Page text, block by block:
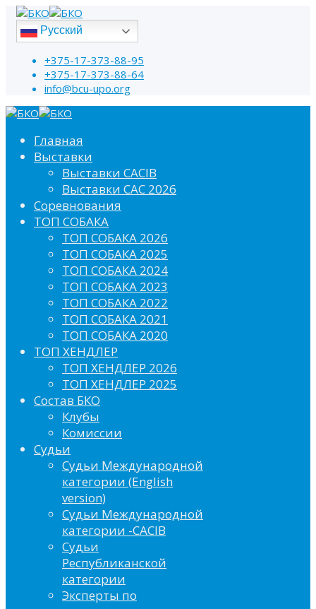
Русский
+375-17-373-88-95
+375-17-373-88-64
info@bcu-upo.org
Главная
Выставки
Выставки CACIB
Выставки САС 2026
Соревнования
ТОП СОБАКА
ТОП СОБАКА 2026
ТОП СОБАКА 2025
ТОП СОБАКА 2024
ТОП СОБАКА 2023
ТОП СОБАКА 2022
ТОП СОБАКА 2021
ТОП СОБАКА 2020
ТОП ХЕНДЛЕР
ТОП ХЕНДЛЕР 2026
ТОП ХЕНДЛЕР 2025
Состав БКО
Клубы
Комиссии
Судьи
Судьи Международной
категории (English
version)
Судьи Международной
категории -CACIB
Судьи
Республиканской
категории
Эксперты по